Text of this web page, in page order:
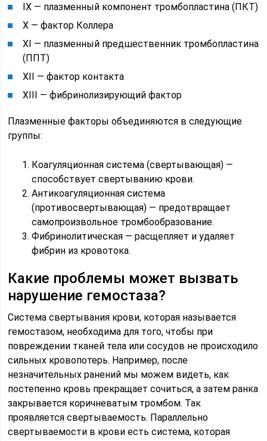
IX — плазменный компонент тромбопластина (ПКТ)
X — фактор Коллера
XI — плазменный предшественник тромбопластина
(ППТ)
XII — фактор контакта
XIII — фибринолизирующий фактор
Плазменные факторы объединяются в следующие
группы:
Коагуляционная система (свертывающая) —
способствует свертыванию крови.
Антикоагуляционная система
(противосвертывающая) — предотвращает
самопроизвольное тромбообразование.
Фибринолитическая — расщепляет и удаляет
фибрин из кровотока.
Какие проблемы может вызвать
нарушение гемостаза?
Система свертывания крови, которая называется
гемостазом, необходима для того, чтобы при
повреждении тканей тела или сосудов не происходило
сильных кровопотерь. Например, после
незначительных ранений мы можем видеть, как
постепенно кровь прекращает сочиться, а затем ранка
закрывается коричневатым тромбом. Так
проявляется свертываемость. Параллельно
свертываемости в крови есть система, которая